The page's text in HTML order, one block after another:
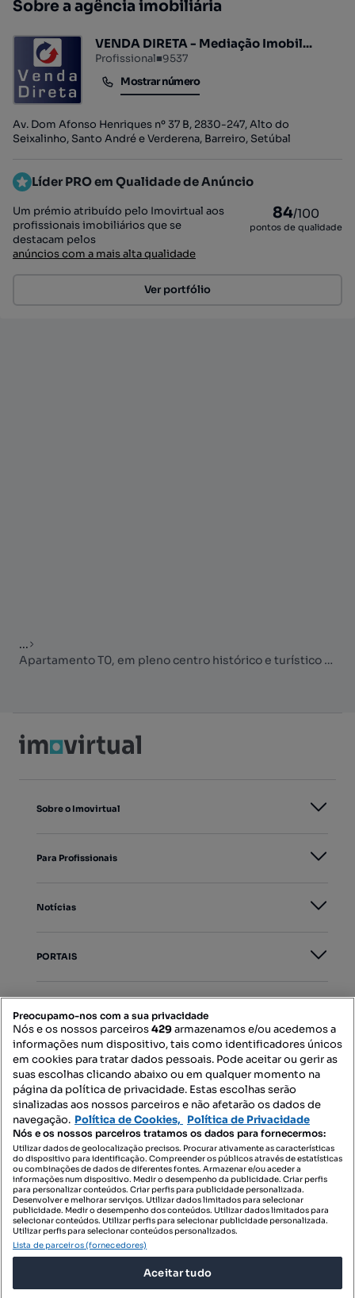
Sobre a agência imobiliária
VENDA DIRETA - Mediação Imobil...
Profissional■9537
Mostrar número
Mostrar número
Av. Dom Afonso Henriques nº 37 B, 2830-247, Alto do
Seixalinho, Santo André e Verderena, Barreiro, Setúbal
Líder PRO em Qualidade de Anúncio
Um prémio atribuído pelo Imovirtual aos
profissionais imobiliários que se
destacam pelos
anúncios com a mais alta qualidade
84/100
pontos de qualidade
Ver portfólio
...
Apartamento T0, em pleno centro histórico e turístico de Lisboa.
Sobre o Imovirtual
Para Profissionais
Notícias
PORTAIS
Contacte-nos
SIGA-NOS:
DESCARREGAR NA:
© 2026 Imovirtual.com, OLX Portugal, S.A.
Preocupamo-nos com a sua privacidade
Nós e os nossos parceiros429armazenamos e/ou acedemos a
informações num dispositivo, tais como identificadores únicos
em cookies para tratar dados pessoais. Pode aceitar ou gerir as
suas escolhas clicando abaixo ou em qualquer momento na
página da política de privacidade. Estas escolhas serão
sinalizadas aos nossos parceiros e não afetarão os dados de
navegação. Política de Cookies, Política de Privacidade
Nós e os nossos parceiros tratamos os dados para fornecermos:
Utilizar dados de geolocalização precisos. Procurar ativamente as características
do dispositivo para identificação. Compreender os públicos através de estatísticas
ou combinações de dados de diferentes fontes. Armazenar e/ou aceder a
informações num dispositivo. Medir o desempenho da publicidade. Criar perfis
para personalizar conteúdos. Criar perfis para publicidade personalizada.
Desenvolver e melhorar serviços. Utilizar dados limitados para selecionar
publicidade. Medir o desempenho dos conteúdos. Utilizar dados limitados para
selecionar conteúdos. Utilizar perfis para selecionar publicidade personalizada.
Utilizar perfis para selecionar conteúdos personalizados.
Lista de parceiros (fornecedores)
Aceitar tudo